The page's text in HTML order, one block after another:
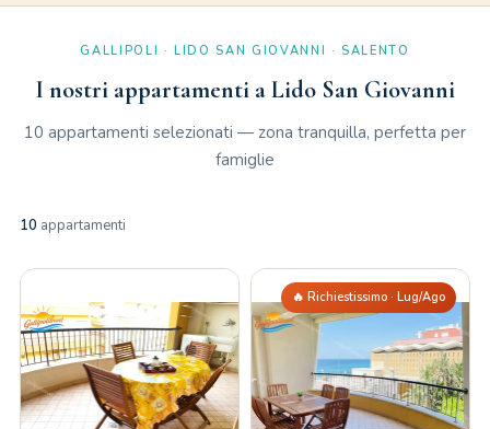
GALLIPOLI · LIDO SAN GIOVANNI · SALENTO
I nostri appartamenti a Lido San Giovanni
10 appartamenti selezionati — zona tranquilla, perfetta per
famiglie
10 appartamenti
🔥 Richiestissimo · Lug/Ago